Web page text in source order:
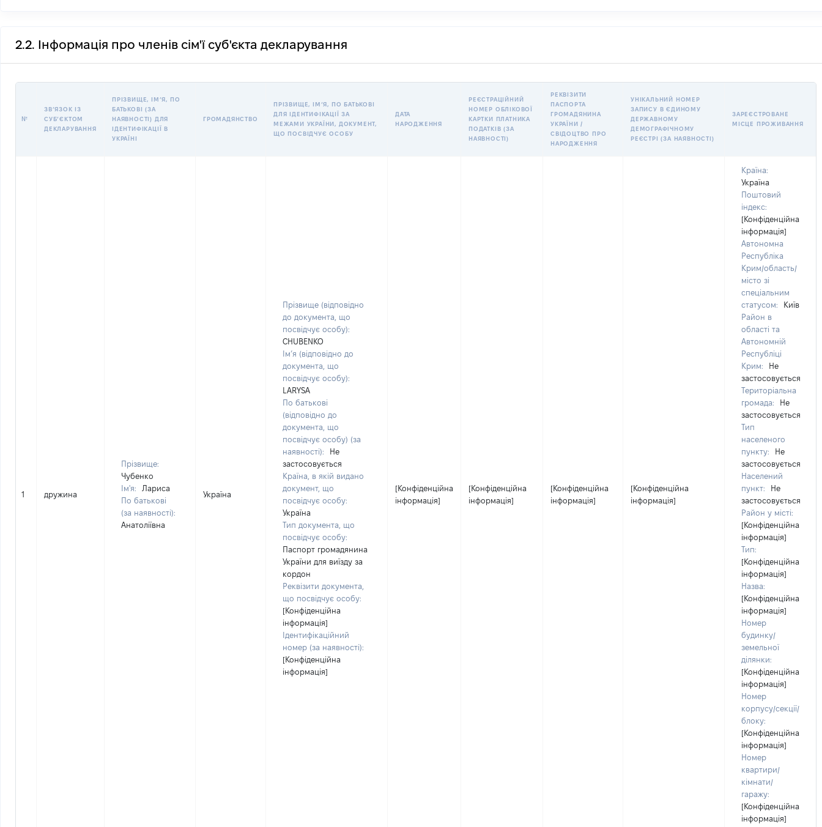
2.2. Інформація про членів сім'ї суб'єкта декларування
№
ЗВʼЯЗОК ІЗ
СУБʼЄКТОМ
ДЕКЛАРУВАННЯ
ПРІЗВИЩЕ, ІМʼЯ, ПО
БАТЬКОВІ (ЗА
НАЯВНОСТІ) ДЛЯ
ІДЕНТИФІКАЦІЇ В
УКРАЇНІ
ГРОМАДЯНСТВО
ПРІЗВИЩЕ, ІМʼЯ, ПО БАТЬКОВІ
ДЛЯ ІДЕНТИФІКАЦІЇ ЗА
МЕЖАМИ УКРАЇНИ, ДОКУМЕНТ,
ЩО ПОСВІДЧУЄ ОСОБУ
ДАТА
НАРОДЖЕННЯ
РЕЄСТРАЦІЙНИЙ
НОМЕР ОБЛІКОВОЇ
КАРТКИ ПЛАТНИКА
ПОДАТКІВ (ЗА
НАЯВНОСТІ)
РЕКВІЗИТИ
ПАСПОРТА
ГРОМАДЯНИНА
УКРАЇНИ /
СВІДОЦТВО ПРО
НАРОДЖЕННЯ
УНІКАЛЬНИЙ НОМЕР
ЗАПИСУ В ЄДИНОМУ
ДЕРЖАВНОМУ
ДЕМОГРАФІЧНОМУ
РЕЄСТРІ (ЗА НАЯВНОСТІ)
ЗАРЕЄСТРОВАНЕ
МІСЦЕ ПРОЖИВАННЯ
1 дружина
Прізвище:
Чубенко
Ім'я:
Лариса
По батькові
(за наявності):
Анатоліївна
Україна
Прізвище (відповідно
до документа, що
посвідчує особу):
CHUBENKO
Ім’я (відповідно до
документа, що
посвідчує особу):
LARYSA
По батькові
(відповідно до
документа, що
посвідчує особу) (за
наявності):
Не
застосовується
Країна, в якій видано
документ, що
посвідчує особу:
Україна
Тип документа, що
посвідчує особу:
Паспорт громадянина
України для виїзду за
кордон
Реквізити документа,
що посвідчує особу:
[Конфіденційна
інформація]
Ідентифікаційний
номер (за наявності):
[Конфіденційна
інформація]
[Конфіденційна
інформація]
[Конфіденційна
інформація]
[Конфіденційна
інформація]
[Конфіденційна
інформація]
Країна:
Україна
Поштовий
індекс:
[Конфіденційна
інформація]
Автономна
Республіка
Крим/область/
місто зі
спеціальним
статусом:
Київ
Район в
області та
Автономній
Республіці
Крим:
Не
застосовується
Територіальна
громада:
Не
застосовується
Тип
населеного
пункту:
Не
застосовується
Населений
пункт:
Не
застосовується
Район у місті:
[Конфіденційна
інформація]
Тип:
[Конфіденційна
інформація]
Назва:
[Конфіденційна
інформація]
Номер
будинку/
земельної
ділянки:
[Конфіденційна
інформація]
Номер
корпусу/секції/
блоку:
[Конфіденційна
інформація]
Номер
квартири/
кімнати/
гаражу:
[Конфіденційна
інформація]